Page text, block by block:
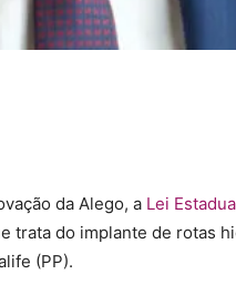
da Alego, a Lei
trata do implante de rotas
(PP).